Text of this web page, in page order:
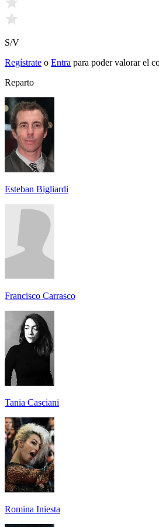
S/V
Regístrate o Entra para poder valorar el
Reparto
Esteban Bigliardi
Francisco Carrasco
Tania Casciani
Romina Iniesta